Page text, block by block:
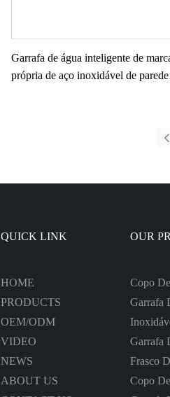
Garrafa de água inteligente de
própria de aço inoxidável de parede
QUICK LINK
HOME
PRODUCTS
OEM/ODM
VIDEO
NEWS
ABOUT US
OUR
Copo
Garrafa
Garrafa
Frasco
Copo